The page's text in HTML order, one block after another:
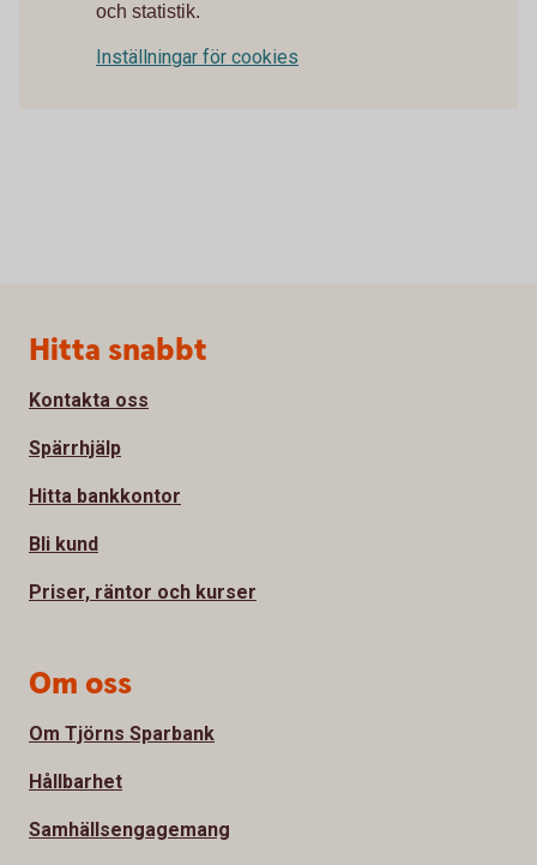
och statistik.
Inställningar för cookies
Sidfot
Hitta snabbt
Kontakta oss
Spärrhjälp
Hitta bankkontor
Bli kund
Priser, räntor och kurser
Om oss
Om Tjörns Sparbank
Hållbarhet
Samhällsengagemang